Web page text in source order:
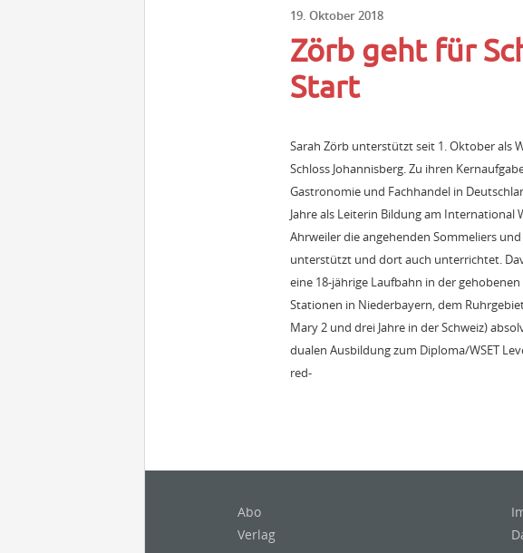
19. Oktober 2018
Zörb geht für
Start
Sarah Zörb unterstützt seit 1. Oktober als
Schloss Johannisberg. Zu ihren
Gastronomie und Fachhandel in
Jahre als Leiterin Bildung am
Ahrweiler die angehenden Sommeliers
unterstützt und dort auch unterrichtet.
eine 18-jährige Laufbahn in der
Stationen in Niederbayern, dem
Mary 2 und drei Jahre in der Schweiz)
dualen Ausbildung zum Diploma/WSET
red-
Abo
Verlag